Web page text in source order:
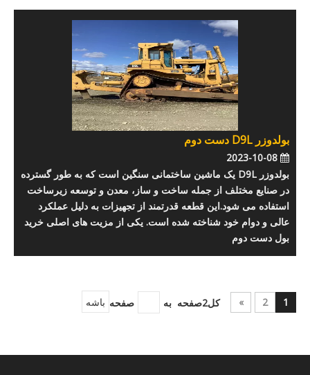
بولدوزر D9L دست دوم
بولدوزر D9L یک ماشین ساختمانی سنگین است که به طور گسترده
در صنایع مختلف از جمله ساخت و ساز، معدن و توسعه زیرساخت
استفاده می شود.این قطعه قدرتمند از تجهیزات به دلیل عملکرد
عالی و دوام خود شناخته شده است. یکی از مزیت های اصلی خرید
بول دست دوم
1
2
» کل2صفحه به صفحه باشه